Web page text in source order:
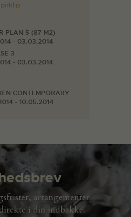
PLAN 5 (87 M2)
- 03.03.2014
3
- 03.03.2014
CONTEMPORARY
- 10.05.2014
arrangementer
i din indbakke.